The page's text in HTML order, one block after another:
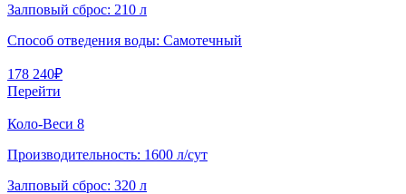
Залповый сброс: 210 л
Способ отведения воды: Самотечный
178 240₽
Перейти
Коло-Веси 8
Производительность: 1600 л/сут
Залповый сброс: 320 л